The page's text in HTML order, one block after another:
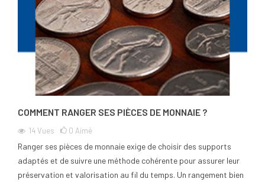
COMMENT RANGER SES PIÈCES DE MONNAIE ?
14Vues 0 Aimé
Ranger ses pièces de monnaie exige de choisir des supports
adaptés et de suivre une méthode cohérente pour assurer leur
préservation et valorisation au fil du temps. Un rangement bien